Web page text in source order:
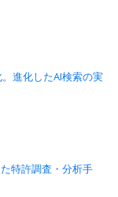
進化したAI検索の実
特許調査・分析手